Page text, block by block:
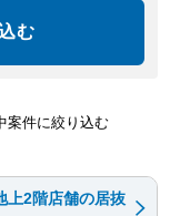
む
案件に絞り込む
上2階店舗の居抜